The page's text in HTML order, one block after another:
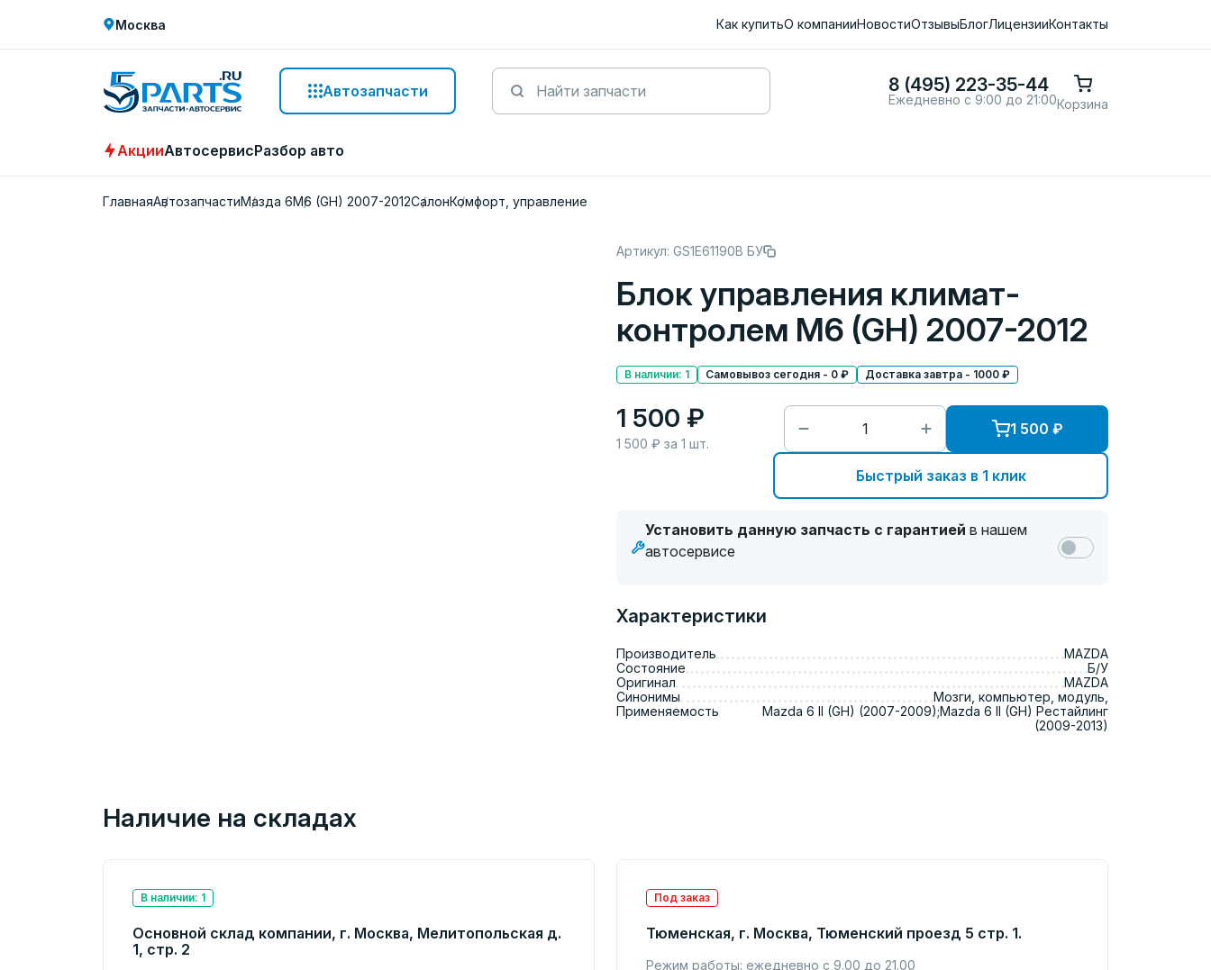
Москва Как купитьО компанииНовостиОтзывыБлогЛицензииКонтакты
Автозапчасти 8 (495) 223-35-44
Ежедневно с 9:00 до 21:00Корзина
АкцииАвтосервисРазбор авто
ГлавнаяАвтозапчастиМазда 6M6 (GH) 2007-2012СалонКомфорт, управление
Артикул: GS1E61190B БУ
Блок управления климат-
контролем M6 (GH) 2007-2012
В наличии: 1 Самовывоз сегодня - 0 ₽ Доставка завтра - 1000 ₽
1 500 ₽
1 500 ₽ за 1 шт.
Быстрый заказ в 1 клик
1 500 ₽
Установить данную запчасть с гарантией в нашем
автосервисе
Характеристики
Производитель
MAZDA
Состояние
Б/У
Оригинал
MAZDA
Синонимы
Мозги, компьютер, модуль,
Применяемость
Mazda 6 II (GH) (2007-2009);Mazda 6 II (GH) Рестайлинг
(2009-2013)
Наличие на складах
В наличии: 1
Основной склад компании, г. Москва, Мелитопольская д.
1, стр. 2
Под заказ
Тюменская, г. Москва, Тюменский проезд 5 стр. 1.
Режим работы: ежедневно с 9.00 до 21.00